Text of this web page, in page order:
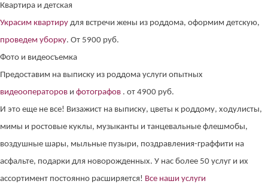
Квартира и детская
Украсим квартиру для встречи жены из роддома, оформим детскую,
проведем уборку. От 5900 руб.
Фото и видеосъемка
Предоставим на выписку из роддома услуги опытных
видеооператоров и фотографов . от 4900 руб.
И это еще не все! Визажист на выписку, цветы к роддому, ходулисты,
мимы и ростовые куклы, музыканты и танцевальные флешмобы,
воздушные шары, мыльные пузыри, поздравления-граффити на
асфальте, подарки для новорожденных. У нас более 50 услуг и их
ассортимент постоянно расширяется! Все наши услуги